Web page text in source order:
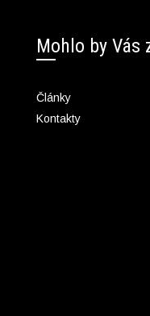
Mohlo by Vás
Články
Kontakty